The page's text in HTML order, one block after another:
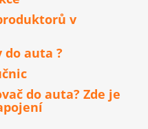
v
auta ?
do auta? Zde je